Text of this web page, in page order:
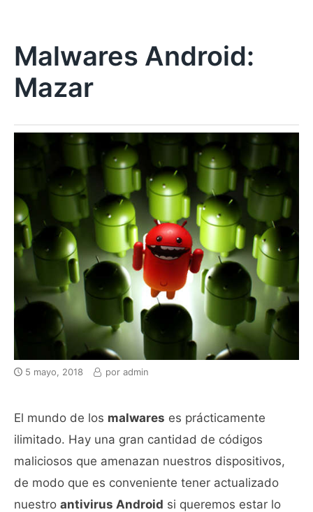
Malwares Android:
Mazar
5 mayo, 2018 por admin
El mundo de los malwares es prácticamente
ilimitado. Hay una gran cantidad de códigos
maliciosos que amenazan nuestros dispositivos,
de modo que es conveniente tener actualizado
nuestro antivirus Android si queremos estar lo